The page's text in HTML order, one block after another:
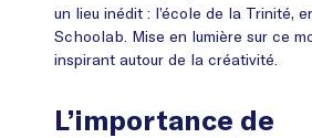
un lieu inédit : l’école de la Trinité,
Schoolab. Mise en lumière sur ce
inspirant autour de la créativité.
L’importance de